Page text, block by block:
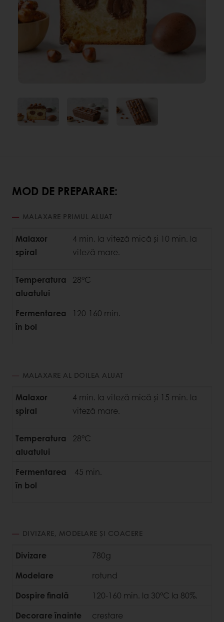
MOD DE PREPARARE:
MALAXARE PRIMUL ALUAT
Malaxor
spiral
4 min. la viteză mică și 10 min. la
viteză mare.
Temperatura
aluatului
28°C
Fermentarea
în bol
120-160 min.
MALAXARE AL DOILEA ALUAT
Malaxor
spiral
4 min. la viteză mică și 15 min. la
viteză mare.
Temperatura
aluatului
28°C
Fermentarea
în bol
45 min.
DIVIZARE, MODELARE ȘI COACERE
Divizare
780g
Modelare
rotund
Dospire finală
120-160 min. la 30°C la 80%.
Decorare înainte
crestare